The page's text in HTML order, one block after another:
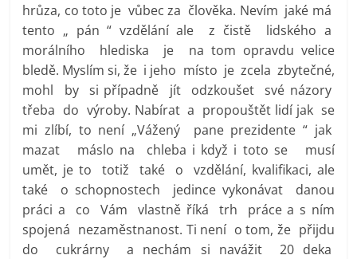
hrůza, co toto je vůbec za člověka. Nevím jaké má
tento „ pán “ vzdělání ale z čistě lidského a
morálního hlediska je na tom opravdu velice
bledě. Myslím si, že i jeho místo je zcela zbytečné,
mohl by si případně jít odzkoušet své názory
třeba do výroby. Nabírat a propouštět lidí jak se
mi zlíbí, to není „Vážený pane prezidente “ jak
mazat máslo na chleba i když i toto se musí
umět, je to totiž také o vzdělání, kvalifikaci, ale
také o schopnostech jedince vykonávat danou
práci a co Vám vlastně říká trh práce a s ním
spojená nezaměstnanost. Ti není o tom, že přijdu
do cukrárny a nechám si navážit 20 deka